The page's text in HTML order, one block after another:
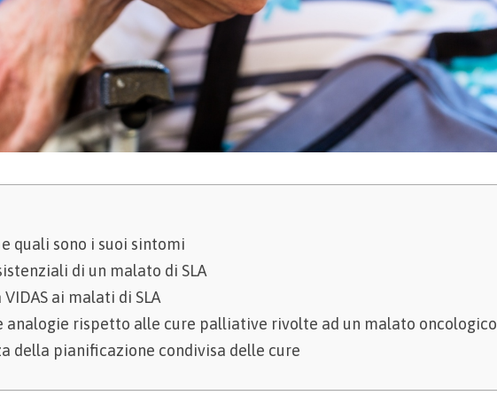
e quali sono i suoi sintomi
di un malato di SLA
VIDAS ai malati di SLA
analogie rispetto alle cure palliative rivolte ad un malato oncologico
della pianificazione condivisa delle cure